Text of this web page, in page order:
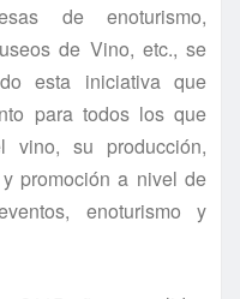
de enoturismo,
de Vino, etc., se
esta iniciativa que
para todos los que
vino, su producción,
promoción a nivel de
enoturismo y